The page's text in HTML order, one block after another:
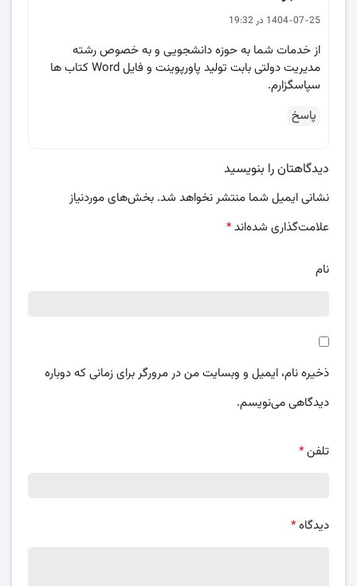
1404-07-25 در 19:32
از خدمات شما به حوزه دانشجویی و به خصوص رشته
مدیریت دولتی بابت تولید پاورپوینت و فایل Word کتاب ها
سپاسگزارم.
پاسخ
دیدگاهتان را بنویسید
نشانی ایمیل شما منتشر نخواهد شد. بخش‌های موردنیاز
علامت‌گذاری شده‌اند*
نام
ذخیره نام، ایمیل و وبسایت من در مرورگر برای زمانی که دوباره
دیدگاهی می‌نویسم.
تلفن*
دیدگاه*